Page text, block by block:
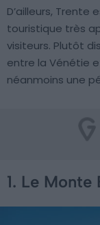
D’ailleurs, Trente
touristique très
visiteurs. Plutôt
entre la Vénétie
néanmoins une
1. Le Monte